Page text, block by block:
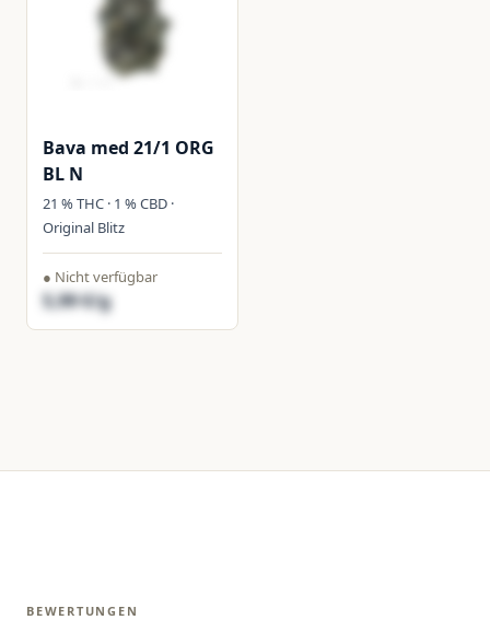
Bava med 21/1 ORG
BL N
21 % THC · 1 % CBD ·
Original Blitz
● Nicht verfügbar
5,99 €/g
BEWERTUNGEN